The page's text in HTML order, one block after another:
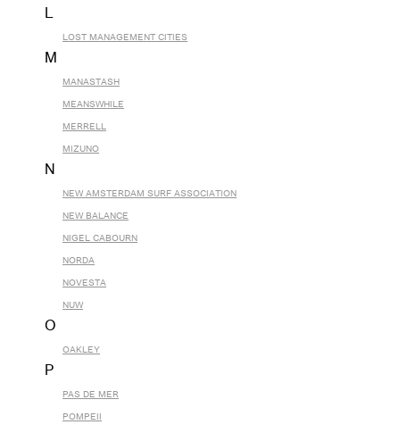
L
LOST MANAGEMENT CITIES
M
MANASTASH
MEANSWHILE
MERRELL
MIZUNO
N
NEW AMSTERDAM SURF ASSOCIATION
NEW BALANCE
NIGEL CABOURN
NORDA
NOVESTA
NUW
O
OAKLEY
P
PAS DE MER
POMPEII